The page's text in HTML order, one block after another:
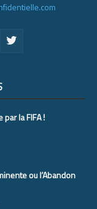
par la FIFA !
ou l’Abandon